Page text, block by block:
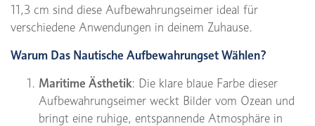
11,3 cm sind diese Aufbewahrungseimer ideal für
verschiedene Anwendungen in deinem Zuhause.
Warum Das Nautische Aufbewahrungset Wählen?
Maritime Ästhetik: Die klare blaue Farbe dieser
Aufbewahrungseimer weckt Bilder vom Ozean und
bringt eine ruhige, entspannende Atmosphäre in